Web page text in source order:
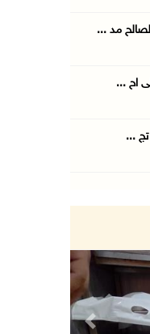
مد ...
اح ...
تج ...
Previous